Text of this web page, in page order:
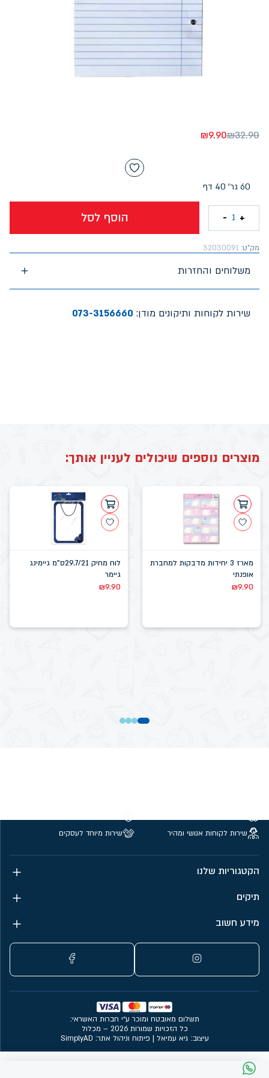
₪32.90
₪9.90
60 גר' 40 דף
הוסף לסל +
1
-
מק"ט: 32030091
משלוחים והחזרות
שירות לקוחות ותיקונים מודן: 073-3156660
מוצרים נוספים שיכולים לעניין אותך:
מארז 3 יחידות מדבקות למחברת
אופנתי
₪9.90
לוח מחיק 29.7/21ס"מ גיימינג
גיימר
₪9.90
שירות לקוחות אנושי ומהיר
שירות מיוחד לעסקים
הקטגוריות שלנו
תיקים
מידע חשוב
עיצוב: גיא עמיאל | פיתוח וניהול אתר: SimplyAD
תשלום מאובטח ומוכר ע״י חברות האשראי:
כל הזכויות שמורות 2026 – מכלול